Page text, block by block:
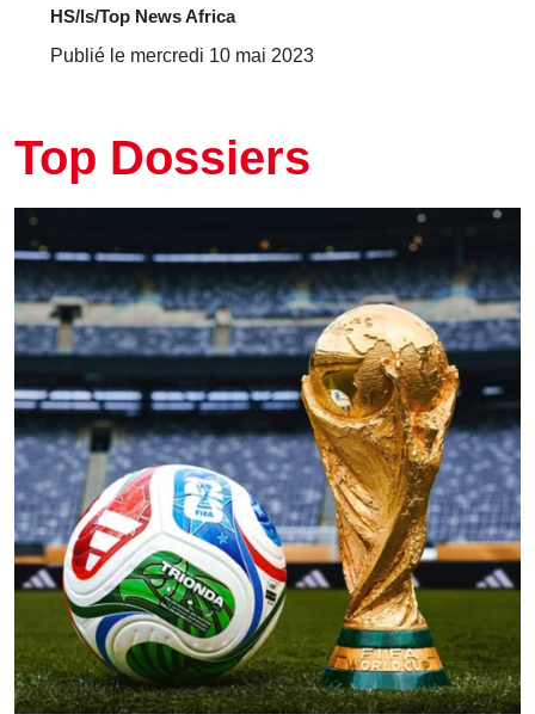
HS/ls/Top News Africa
Publié le mercredi 10 mai 2023
Top Dossiers